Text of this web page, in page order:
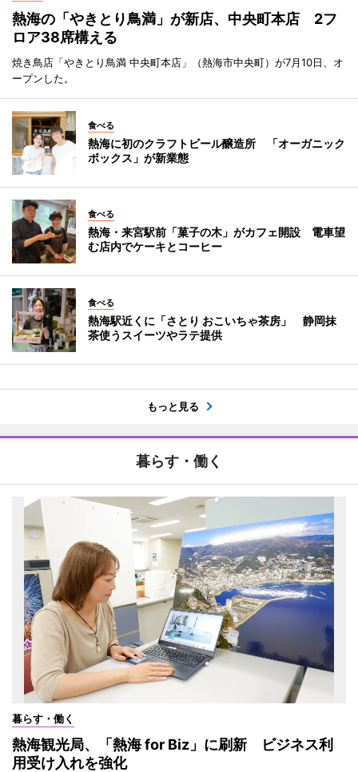
熱海の「やきとり鳥満」が新店、中央町本店 2フ
ロア38席構える
焼き鳥店「やきとり鳥満 中央町本店」（熱海市中央町）が7月10日、オ
ープンした。
食べる
熱海に初のクラフトビール醸造所 「オーガニック
ボックス」が新業態
食べる
熱海・来宮駅前「菓子の木」がカフェ開設 電車望
む店内でケーキとコーヒー
食べる
熱海駅近くに「さとり おこいちゃ茶房」 静岡抹
茶使うスイーツやラテ提供
もっと見る
暮らす・働く
暮らす・働く
熱海観光局、「熱海 for Biz」に刷新 ビジネス利
用受け入れを強化